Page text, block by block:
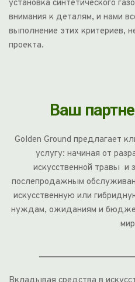
установка синтетического
внимания к деталям, и нами
выполнение этих критериев,
проекта.
Ваш
Golden Ground предлагает
услугу: начиная от
искусственной травы  и
послепродажным
искусственную или
нуждам, ожиданиям и